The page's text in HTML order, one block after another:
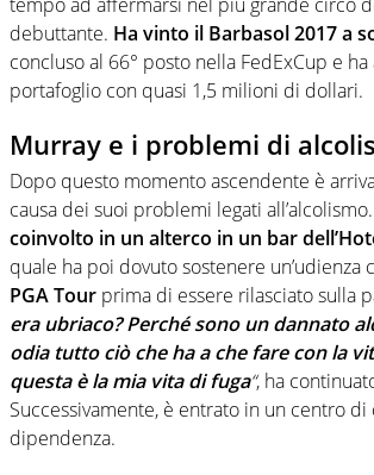
tempo ad affermarsi nel più grande circo
debuttante. Ha vinto il Barbasol 2017 a
concluso al 66° posto nella FedExCup e
portafoglio con quasi 1,5 milioni di dollari.
Murray e i problemi di
Dopo questo momento ascendente è
causa dei suoi problemi legati all’alcolismo.
coinvolto in un alterco in un bar
quale ha poi dovuto sostenere un’udienza
PGA Tour prima di essere rilasciato sulla
era ubriaco? Perché sono un dannato
odia tutto ciò che ha a che fare con la
questa è la mia vita di fuga“, ha
Successivamente, è entrato in un centro di
dipendenza.